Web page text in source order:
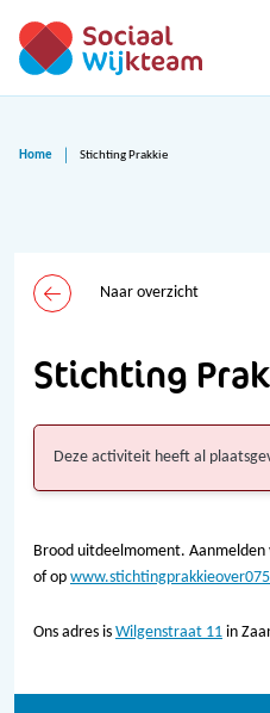
Home Stichting Prakkie
Naar overzicht
Stichting
Deze activiteit heeft al
Brood uitdeelmoment. Aanmelden
of op
Ons adres is Wilgenstraat 11 in